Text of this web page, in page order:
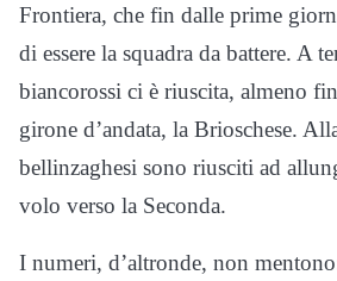
Frontiera, che fin dalle prime
di essere la squadra da battere. A
biancorossi ci è riuscita, almeno
girone d’andata, la Brioschese.
bellinzaghesi sono riusciti ad
volo verso la Seconda.
I numeri, d’altronde, non